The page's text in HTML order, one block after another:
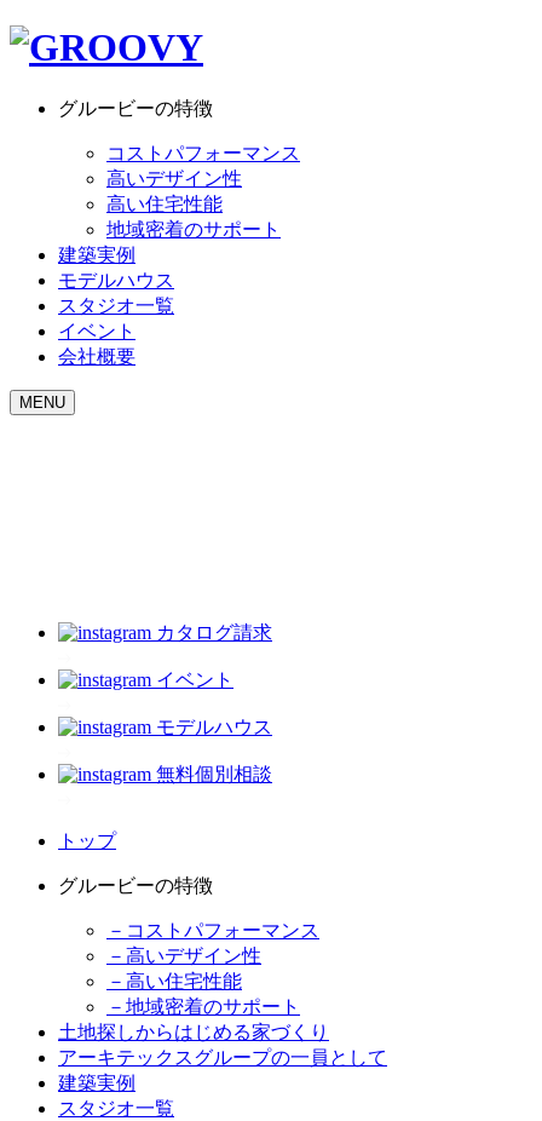
グルービーの特徴
コストパフォーマンス
高いデザイン性
高い住宅性能
地域密着のサポート
建築実例
モデルハウス
スタジオ一覧
イベント
会社概要
MENU
カタログ請求
イベント
モデルハウス
無料個別相談
トップ
グルービーの特徴
－コストパフォーマンス
－高いデザイン性
－高い住宅性能
－地域密着のサポート
土地探しからはじめる家づくり
アーキテックスグループの一員として
建築実例
スタジオ一覧